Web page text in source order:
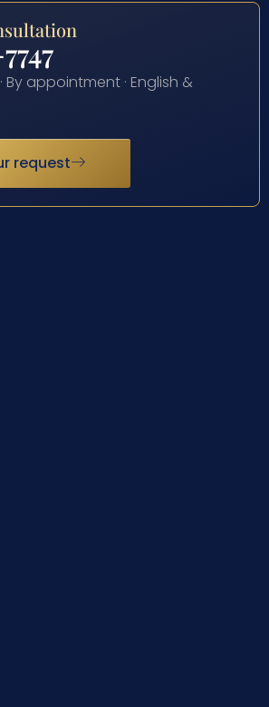
By appointment · English &
request